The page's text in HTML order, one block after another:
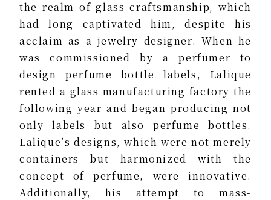
the realm of glass craftsmanship, which
had long captivated him, despite his
acclaim as a jewelry designer. When he
was commissioned by a perfumer to
design perfume bottle labels, Lalique
rented a glass manufacturing factory the
following year and began producing not
only labels but also perfume bottles.
Lalique’s designs, which were not merely
containers but harmonized with the
concept of perfume, were innovative.
Additionally, his attempt to mass-